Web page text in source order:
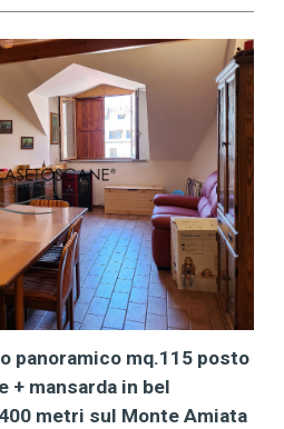
panoramico mq.115 posto
+ mansarda in bel
metri sul Monte Amiata